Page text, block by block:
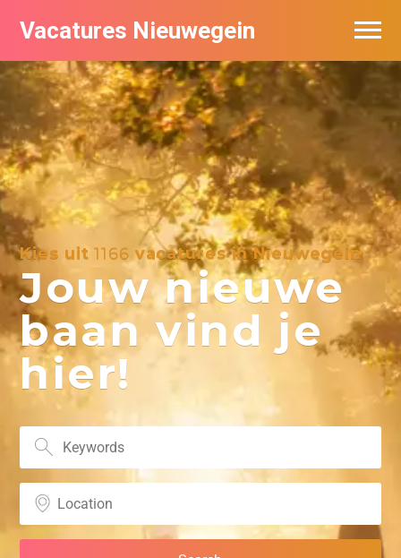
Vacatures Nieuwegein
Kies uit1166 vacatures in Nieuwegein
Jouw nieuwe
baan vind je
hier!
Vacatures per bedrijf in Nieuwegein